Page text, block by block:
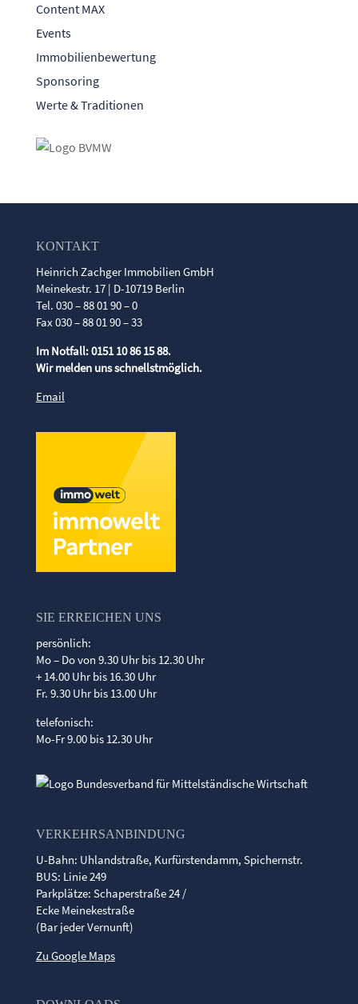
Content MAX
Events
Immobilienbewertung
Sponsoring
Werte & Traditionen
KONTAKT
Heinrich Zachger Immobilien GmbH
Meinekestr. 17 | D-10719 Berlin
Tel. 030 – 88 01 90 – 0
Fax 030 – 88 01 90 – 33
Im Notfall: 0151 10 86 15 88.
Wir melden uns schnellstmöglich.
Email
SIE ERREICHEN UNS
persönlich:
Mo – Do von 9.30 Uhr bis 12.30 Uhr
+ 14.00 Uhr bis 16.30 Uhr
Fr. 9.30 Uhr bis 13.00 Uhr
telefonisch:
Mo-Fr 9.00 bis 12.30 Uhr
VERKEHRSANBINDUNG
U-Bahn: Uhlandstraße, Kurfürstendamm, Spichernstr.
BUS: Linie 249
Parkplätze: Schaperstraße 24 /
Ecke Meinekestraße
(Bar jeder Vernunft)
Zu Google Maps